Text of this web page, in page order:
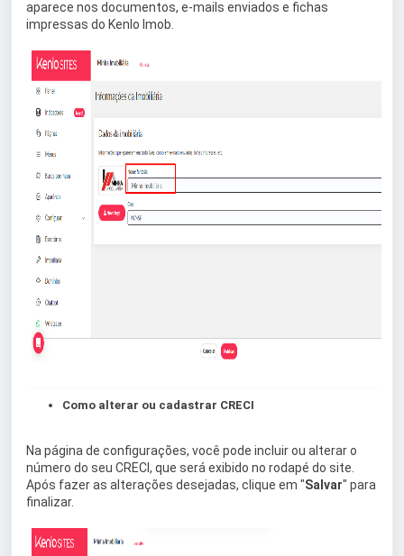
aparece nos documentos, e-mails enviados e fichas
impressas do Kenlo Imob.
Como alterar ou cadastrar CRECI
Na página de configurações, você pode incluir ou alterar o
número do seu CRECI, que será exibido no rodapé do site.
Após fazer as alterações desejadas, clique em "Salvar" para
finalizar.